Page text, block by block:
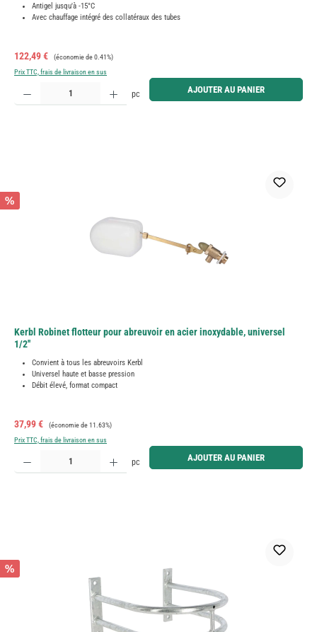
Antigel jusqu'à -15°C
Avec chauffage intégré des collatéraux des tubes
Prix de vente :
122,49 € Prix régulier :
(économie de 0.41%)
Prix TTC, frais de livraison en sus
Quantité de produit : Entrez la quantité souhaitée ou utilisez les boutons pour augmenter ou
pc AJOUTER AU PANIER
%
Kerbl Robinet flotteur pour abreuvoir en acier inoxydable, universel
1/2''
Convient à tous les abreuvoirs Kerbl
Universel haute et basse pression
Débit élevé, format compact
Prix de vente :
37,99 € Prix régulier :
(économie de 11.63%)
Prix TTC, frais de livraison en sus
Quantité de produit : Entrez la quantité souhaitée ou utilisez les boutons pour augmenter ou
pc AJOUTER AU PANIER
%